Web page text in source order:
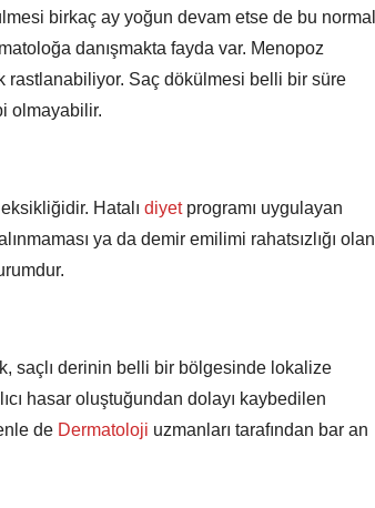
birkaç ay yoğun devam etse de bu normal
danışmakta fayda var. Menopoz
rastlanabiliyor. Saç dökülmesi belli bir süre
olmayabilir.
Hatalı diyet programı uygulayan
ya da demir emilimi rahatsızlığı olan
saçlı derinin belli bir bölgesinde lokalize
hasar oluştuğundan dolayı kaybedilen
de Dermatoloji uzmanları tarafından bar an